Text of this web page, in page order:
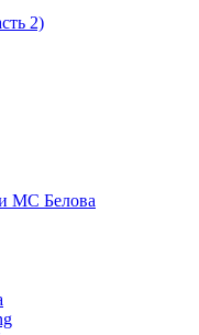
2)
МС Белова